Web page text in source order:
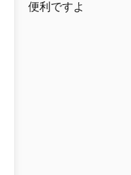
便利ですよ